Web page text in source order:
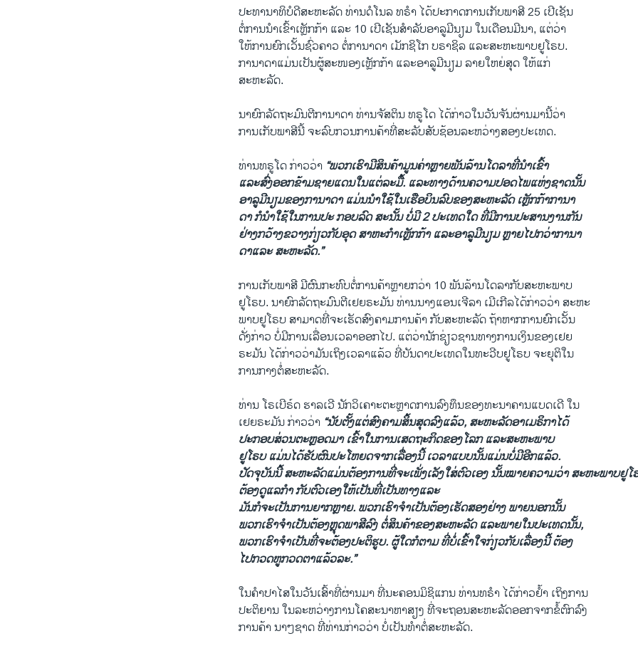
ປະທານາທິບໍດີ​ສະຫະລັດ ທ່ານດໍ​ໂນ​ລ ທຣຳ ໄດ້ປະກາດການ​ເກັບພາສີ 25 ​ເປີ​ເຊັນ
​ຕໍ່​ການ​ນຳ​ເຂົ້າ​ເຫຼັກ​ກ້າ ​ແລະ 10 ​ເປີ​ເຊັນສຳລັບອາລູມີນຽມ ​ໃນ​ເດືອນ​ມີນາ, ແຕ່​ວ່າ​
ໃຫ້ການຍົກ​ເວັ້ນຊົ່ວ​ຄາວ ຕໍ່​ກາ​ນາ​ດາ ເມັກ​ຊິ​ໂກ ບຣາຊິ​ລ ​ແລະສະຫະພາບຢູ​ໂຣບ.
ກາ​ນາ​ດາແມ່ນ​ເປັນ​ຜູ້​ສະໜອງເຫຼັກ​ກ້າ ​ແລະ​ອາ​ລູມີ​ນຽ​ມ ລາຍໃຫຍ່ສຸດ ​ໃຫ້ແກ່​
ສະຫະລັດ.
ນາຍົກລັດຖະມົນຕີການາດາ ທ່ານ​ຈັສຕິນ ທຣູ​ໂດ ​ໄດ້​ກ່າວ​ໃນ​ວັນ​ຈັນ​ຜ່ານ​ມາ​ນີ້​ວ່າ
ການເກັບ​ພາສີ​ນີ້ ຈະ​ລົບກວນການ​ຄ້າ​ທີ່​ສະ​ລັບ​ສັບ​ຊ້ອນ​ລະຫວ່າງ​ສອງ​ປະ​ເທດ.
ທ່ານ​ທຣູ​ໂດ ກ່າວ​ວ່າ​ “ພວກ​ເຮົາ​ມີ​ສິນ​ຄ້າມູນ​ຄ່າ​ຫຼາຍພັນລ້ານໂດລາທີ່​ນຳເຂົ້າ ​
ແລະ​ສົ່ງອອກ​ຂ້າມ​ຊາຍ​ແດນ​ໃນ​ແຕ່​ລະ​ມື້. ​ແລະ​ທາງ​ດ້ານ​ຄວາມ​ປອດ​ໄພ​ແຫ່ງ​ຊາດນັ້ນ
​ອາ​ລູມີ​ນຽ​ມຂອງການາດາ ແມ່ນນຳໃຊ້ໃນ​ເຮືອ​ບິ​ນລົບ​ຂອງສະຫະລັດ ​ເຫຼັກ​ກ້າການາ
ດາ ​ກໍນຳໃຊ້​ໃນ​ການ​ປະ ກອບ​ລົດ ສະ​ນັ້ນ ​ບໍ່​ມີ​ 2 ປະ​ເທດໃດ ທີ່ມີການ​ປະສານງານກັນ
​ຢ່າງ​ກວ້າງຂວາງກ່ຽວກັບອຸດ ສາຫະກຳເຫຼັກ​ກ້າ ​ແລະ​ອາ​ລູມີ​ນຽ​ມ ຫຼາຍໄປກວ່າ​ກາ​ນາ​
ດາ​ແລະ ສະຫະລັດ.”
ການ​ເກັບ​ພາສີ ມີຜົນກະທົບ​ຕໍ່ການຄ້າຫຼາຍ​ກວ່າ 10 ພັນ​ລ້ານ​ໂດ​ລາ​ກັບ​ສະຫະພາບ​
ຢູ​ໂຣບ. ​ນາຍົກລັດຖະມົນຕີເຢຍຣະມັນ ​ທ່ານ​ນາງແອນ​ເຈີ​ລາ ​ເມີ​ເກີລໄດ້​ກ່າວ​ວ່າ ສະຫະ
ພາບ​ຢູ​ໂຣບ ສາມາດ​ທີ່​ຈະ​ເຮັດ​ສົງຄາມ​ການຄ້າ ກັບ​ສະຫະລັດ ຖ້າ​ຫາກ​ການ​ຍົກ​ເວັ້ນ
ດັ່ງກ່າວ ບໍ່​ມີການເລື່ອນ​ເວລາອອກ​ໄປ. ​ແຕ່​ວ່າ​ນັກ​ຊ່ຽວຊານ​ທາງ​ການ​ເງິນ​ຂອງ​ເຢຍ
ຣະມັນ ​ໄດ້​ກ່າວ​ວ່າມັນ​ເຖິງ​ເວລາ​ແລ້ວ ​ທີ່​ບັນດາ​ປະ​ເທດ​ໃນທະວີບຢູ​ໂຣບ ຈະ​ຍຸຕິ​ໃນ
​ການ​ກາງ​ຕໍ່​ສະຫະລັດ.
ທ່ານ ​ໂຣ​ເບີຣ໌ດ ຮາ​ລ​ເວີ ນັກວິ​ເຄາະຕະຫຼາດການລົງທຶນ​ຂອງ​ທະນາຄານ​ແບ​ດ​ເດີ ​ໃນ​
ເຢຍຣະມັນ ກ່າວ​ວ່າ “ນັບ​ຕັ້ງ​ແຕ່ສົງຄາມສິ້ນ​ສຸດ​ລົງ​ແລ້ວ, ສະຫະລັດ​ອາ​ເມຣິກາໄດ້
ປະກອບສ່ວນຕະຫຼອດ​ມາ​ ​ເຂົ້າ​ໃນ​ການ​ເສດ​ຖະກິດ​ຂອງ​ໂລກ ​ແລະສະຫະພາບ​
ຢູ​ໂຣບ​ ແມ່ນ​ໄດ້​ຮັບ​ຜົນ​ປະ​ໂຫຍ​ດຈາກ​ເລື່ອງນີ້ ​ເວລາ​ແບບ​ນັ້ນ​ແມ່ນ​ບໍ່​ມີ​ອີກ​ແລ້ວ.
ປັດຈຸ​ບັນ​ນີ້ ສະຫະລັດ​ແມ່ນຕ້ອງການ​ທີ່​ຈະ​ເພັ່ງ​ເລັງ​ໃສ່​ຕົວ​ເອງ ນັ້ນ​ໝາຍ​ຄວາມ​ວ່າ ສະຫະພາບ​ຢູ​ໂ
ຕ້ອງ​ດູ​ແລ​ກຳ ກັບ​ຕົວ​ເອງ​ໃຫ້​ເປັນ​ທີ່​ເປັນ​ທາງແລະ​
ມັນ​ກໍ​ຈະ​ເປັນການ​ຍາກ​ຫຼາຍ. ພວກ​ເຮົາ​ຈຳ​ເປັນ​ຕ້ອງເຮັດສອງ​ຢ່າງ ພາຍ​ນອກ​ນັ້ນ
ພວກ​ເຮົາຈຳ​ເປັນ​ຕ້ອງຫຼຸດພາສີ​ລົງ ​ຕໍ່​ສິນຄ້າ​ຂອງ​ສະຫະລັດ ​ແລະ​ພາຍ​ໃນ​ປະ​ເທດນັ້ນ,
ພວກ​ເຮົາ​ຈຳ​ເປັນທີ່​ຈະ​ຕ້ອງ​ປະຕິ​ຮູບ. ຜູ້​ໃດ​ກໍ​ຕາມ ທີ່​ບໍ່​ເຂົ້າ​ໃຈກ່ຽວກັບເລື່ອງນີ້ ຕ້ອງ​
ໄປ​ກວດ​ຫູ​ກວດ​ຕາ​ແລ້ວ​ລະ.”
​ໃນ​ຄຳປາໄສໃນ​ວັນ​ເສົ້າທີ່​ຜ່ານ​ມາ ​ທີ່ນະຄອນມິ​ຊິ​ແກນ ທ່ານ​ທຣຳ ​ໄດ້​ກ່າວ​ຢ້ຳ ເຖິງ​ກາ​ນ
ປະຕິຍານ ໃນລະຫວ່າງ​ການໂຄສະນາຫາສຽງ ທີ່​ຈະ​ຖອນສະຫະລັດອອກ​ຈາກ​ຂໍ້​ຕົກລົງ​
ການ​ຄ້າ​ ​ນາໆ​ຊາດ ທີ່ທ່ານກ່າວວ່າ ບໍ່​ເປັນທຳ​ຕໍ່​ສະຫະລັດ​.